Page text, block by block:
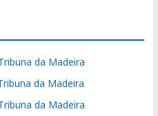
da Madeira
da Madeira
da Madeira